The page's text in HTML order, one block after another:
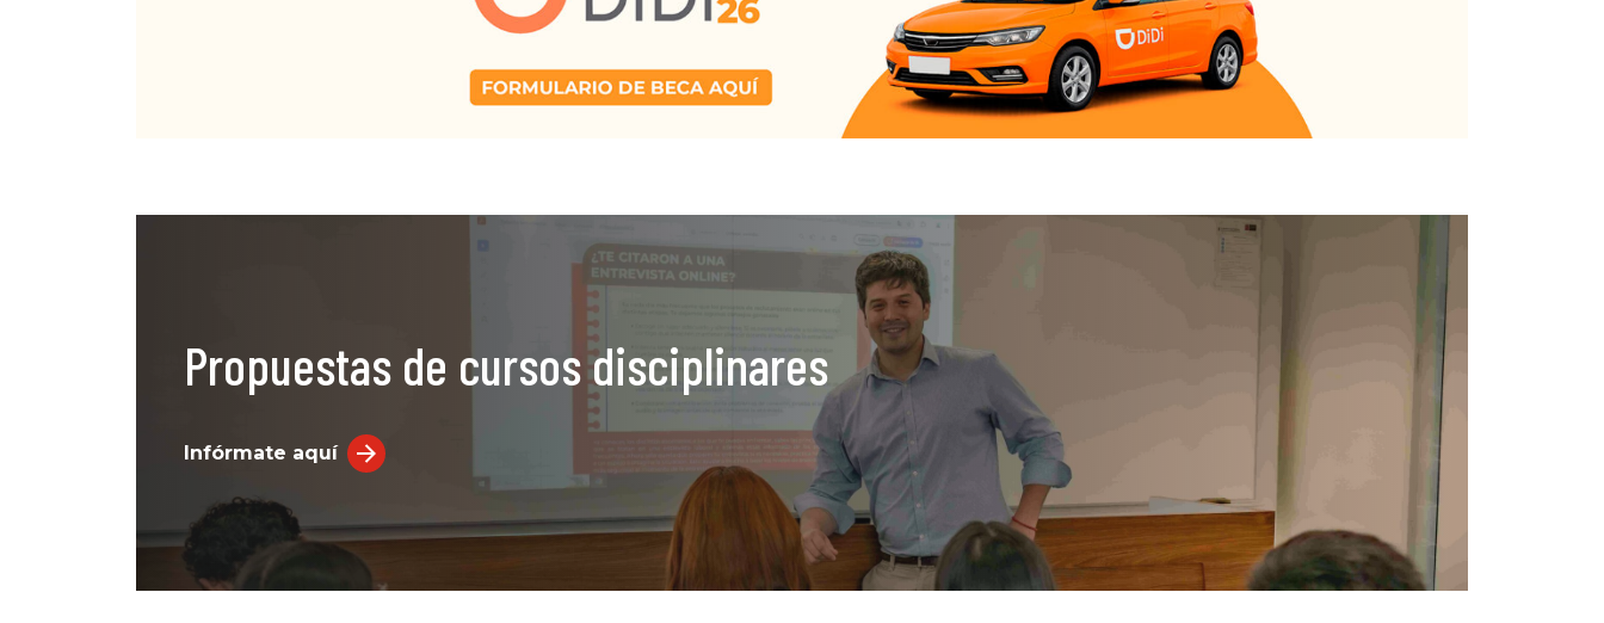
Propuestas de cursos disciplinares
Infórmate aquí